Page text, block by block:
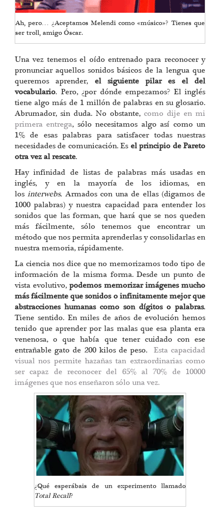
Ah, pero… ¿Aceptamos Melendi como «músico»? Tienes que
ser troll, amigo Óscar.
Una vez tenemos el oído entrenado para reconocer y
pronunciar aquellos sonidos básicos de la lengua que
queremos aprender, el siguiente pilar es el del
vocabulario. Pero, ¿por dónde empezamos? El inglés
tiene algo más de 1 millón de palabras en su glosario.
Abrumador, sin duda. No obstante, como dije en mi
primera entrega, sólo necesitamos algo así como un
1% de esas palabras para satisfacer todas nuestras
necesidades de comunicación. Es el principio de Pareto
otra vez al rescate.
Hay infinidad de listas de palabras más usadas en
inglés, y en la mayoría de los idiomas, en
losinterwebs. Armados con una de ellas (digamos de
1000 palabras) y nuestra capacidad para entender los
sonidos que las forman, que hará que se nos queden
más fácilmente, sólo tenemos que encontrar un
método que nos permita aprenderlas y consolidarlas en
nuestra memoria, rápidamente.
La ciencia nos dice que no memorizamos todo tipo de
información de la misma forma. Desde un punto de
vista evolutivo,podemos memorizar imágenes mucho
más fácilmente que sonidos o infinitamente mejor que
abstracciones humanas como son dígitos o palabras.
Tiene sentido. En miles de años de evolución hemos
tenido que aprender por las malas que esa planta era
venenosa, o que había que tener cuidado con ese
entrañable gato de 200 kilos de peso. Esta capacidad
visual nos permite hazañas tan extraordinarias como
ser capaz de reconocer del 65% al 70% de 10000
imágenes que nos enseñaron sólo una vez.
¿Qué esperábais de un experimento llamado
Total Recall?